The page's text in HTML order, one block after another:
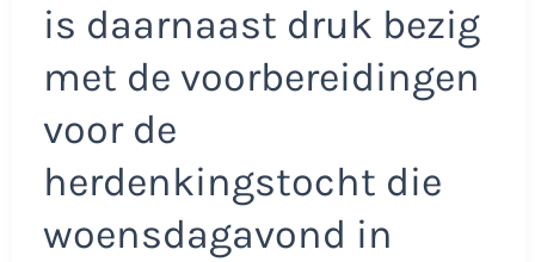
is daarnaast druk bezig
met de voorbereidingen
voor de
herdenkingstocht die
woensdagavond in